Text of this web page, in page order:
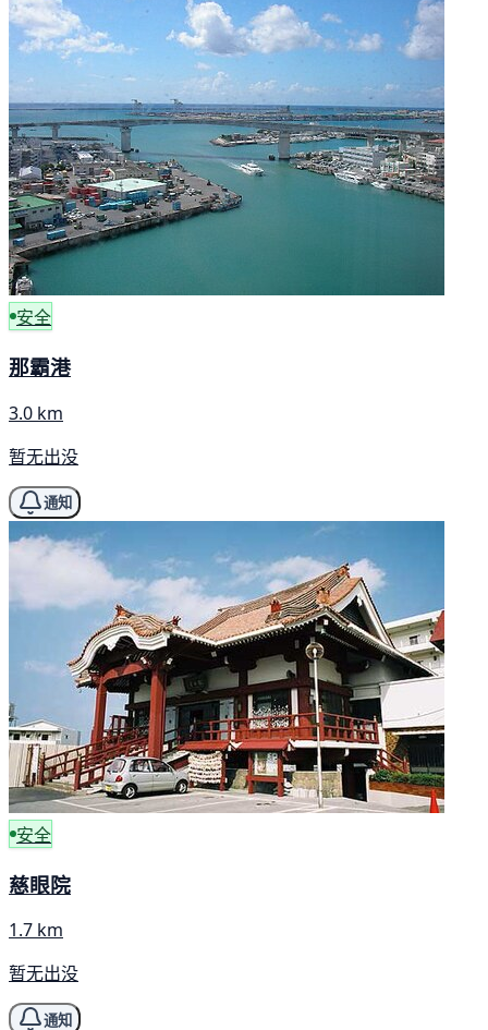
安全
那霸港
3.0 km
暂无出没
通知
安全
慈眼院
1.7 km
暂无出没
通知